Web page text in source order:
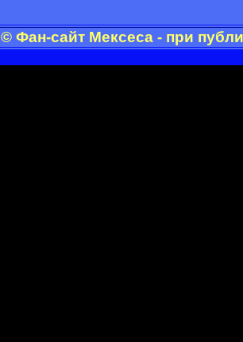
© Фан-сайт Мексеса - при